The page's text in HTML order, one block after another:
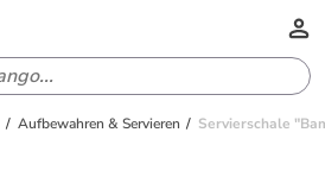
Aufbewahren & Servieren Servierschale